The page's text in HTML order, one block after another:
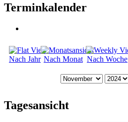
Terminkalender
Nach Jahr Nach Monat Nach Woche
Tagesansicht